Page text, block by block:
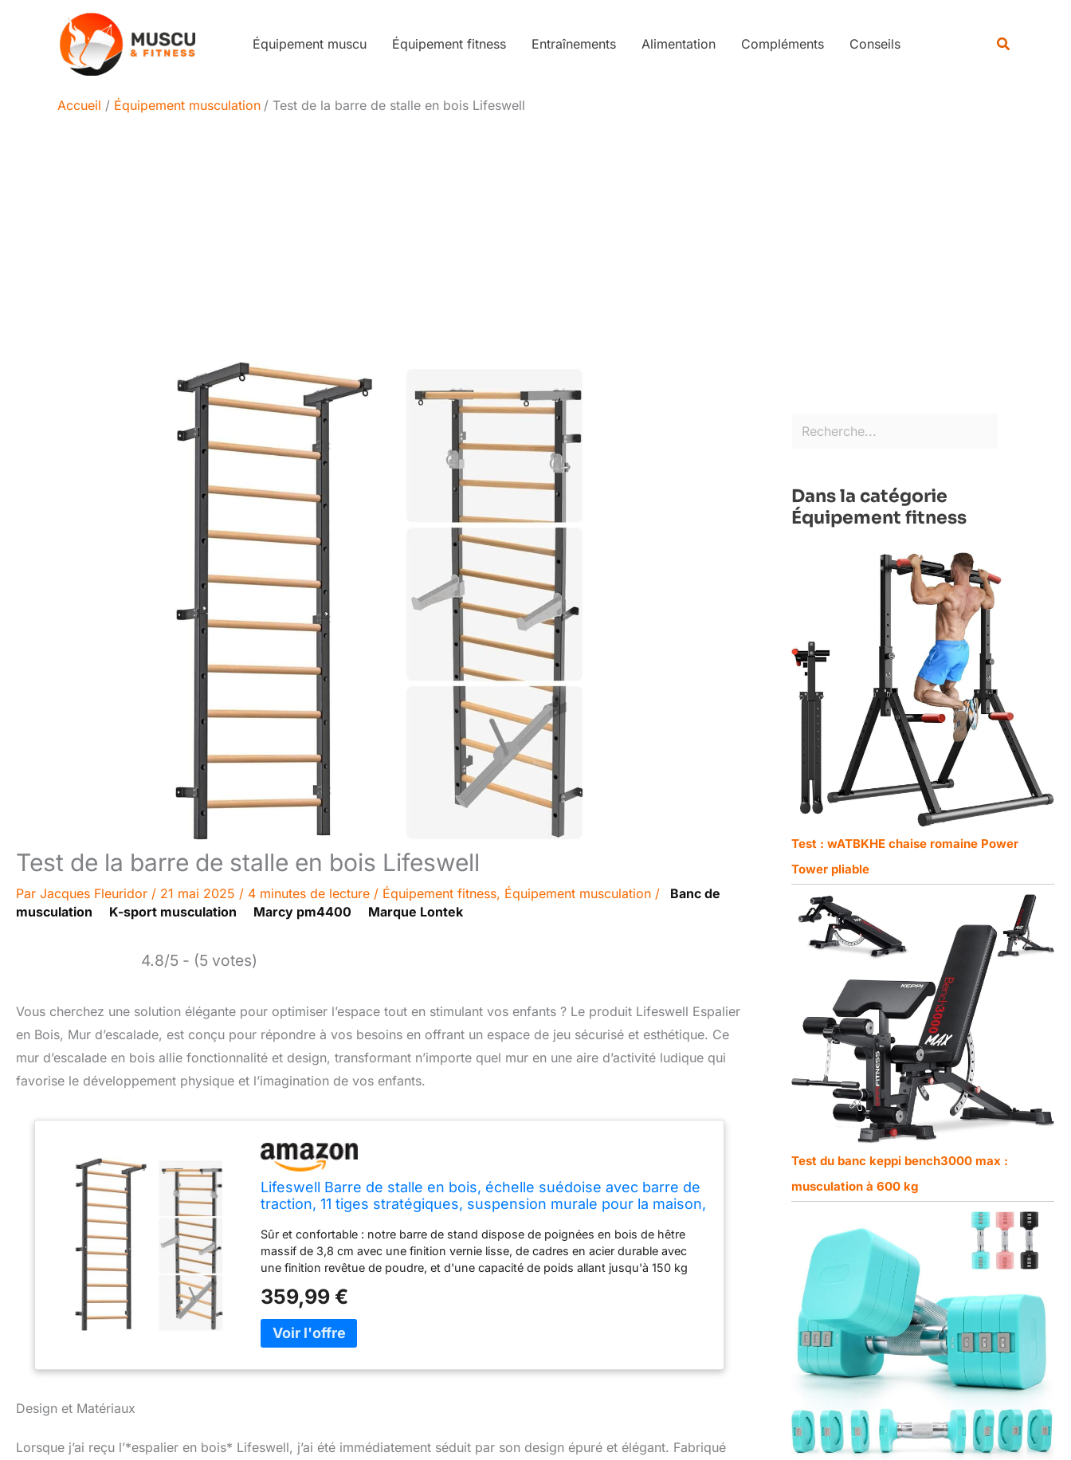
Équipement muscu Équipement fitness Entraînements Alimentation Compléments Conseils
Accueil Équipement musculation Test de la barre de stalle en bois Lifeswell
Test de la barre de stalle en bois Lifeswell
Par Jacques Fleuridor / 21 mai 2025 / 4 minutes de lecture / Équipement fitness, Équipement musculation /
Banc de
musculation
K-sport musculation Marcy pm4400 Marque Lontek
4.8/5 - (5 votes)
Vous cherchez une solution élégante pour optimiser l’espace tout en stimulant vos enfants ? Le produit Lifeswell Espalier
en Bois, Mur d’escalade, est conçu pour répondre à vos besoins en offrant un espace de jeu sécurisé et esthétique. Ce
mur d’escalade en bois allie fonctionnalité et design, transformant n’importe quel mur en une aire d’activité ludique qui
favorise le développement physique et l’imagination de vos enfants.
Lifeswell Barre de stalle en bois, échelle suédoise avec barre de
traction, 11 tiges stratégiques, suspension murale pour la maison,
Sûr et confortable : notre barre de stand dispose de poignées en bois de hêtre
massif de 3,8 cm avec une finition vernie lisse, de cadres en acier durable avec
une finition revêtue de poudre, et d'une capacité de poids allant jusqu'à 150 kg
11 poignées en bois allant de 18,3 cm à 226,1 cm de hauteur, l'échelle suédoise est
parfaite pour les entraînements familiaux et les étirements, des enfants aux
adultes Équipement de fitness polyvalent : l'espacement des trous de montage de
81,3 cm de large est parfait pour la plupart des maisons avec des clous muraux
centraux de 40,6 cm et est idéal pour la gymnastique, les étirements et
squat de ceinture. En outre, les 2 anneaux supérieurs peuvent être utilisés pour
359,99 €
Design et Matériaux
Lorsque j’ai reçu l’*espalier en bois* Lifeswell, j’ai été immédiatement séduit par son design épuré et élégant. Fabriqué
Dans la catégorie
Équipement fitness
Test : wATBKHE chaise romaine Power
Tower pliable
Test du banc keppi bench3000 max :
musculation à 600 kg